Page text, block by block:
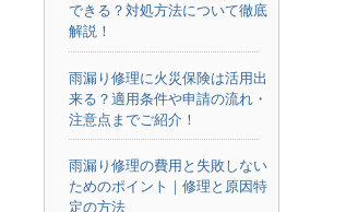
できる？対処方法について徹底
解説！
雨漏り修理に火災保険は活用出
来る？適用条件や申請の流れ・
注意点までご紹介！
雨漏り修理の費用と失敗しない
ためのポイント｜修理と原因特
定の方法